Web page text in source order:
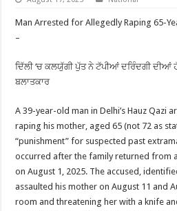
Man Arrested for Allegedly Raping 65-
–
ਦਿੱਲੀ ‘ਚ ਕਲਯੁੱਗੀ ਪੁੱਤ ਨੇ ਟੱਪੀਆਂ ਦਰਿੰਦਗੀ ਦੀਆਂ
ਬਲਾਤਕਾਰ
A 39-year-old man in Delhi’s Hauz Qazi
raping his mother, aged 65 (not 72 as
“punishment” for suspected past
occurred after the family returned from
on August 1, 2025. The accused,
assaulted his mother on August 11 and
room and threatening her with a knife